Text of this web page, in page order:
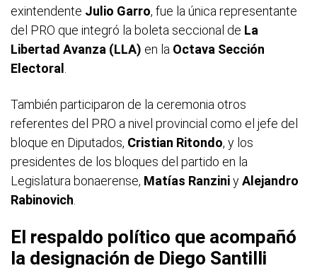
exintendente Julio Garro, fue la única representante
del PRO que integró la boleta seccional de La
Libertad Avanza (LLA) en la Octava Sección
Electoral
También participaron de la ceremonia otros
referentes del PRO a nivel provincial como el jefe del
bloque en Diputados, Cristian Ritondo, y los
presidentes de los bloques del partido en la
Legislatura bonaerense, Matías RanziniyAlejandro
Rabinovich
El respaldo político que acompañó
la designación de Diego Santilli